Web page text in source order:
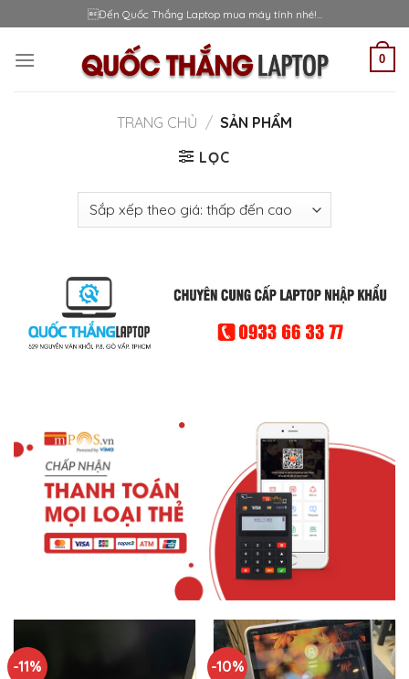
to
content
Đến Quốc Thắng Laptop mua máy tính nhé!...
0
TRANG CHỦ / SẢN PHẨM
LỌC
-11% -10%